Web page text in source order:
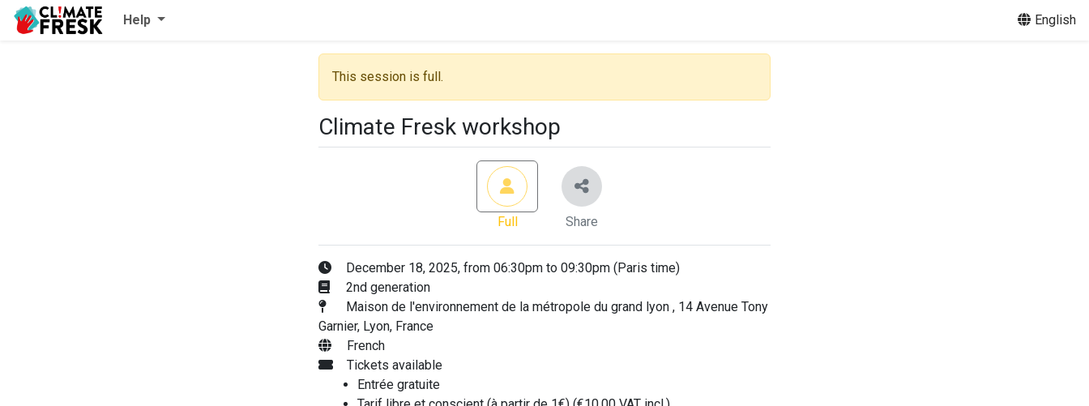
Help English
This session is full.
Climate Fresk workshop
Full Share
December 18, 2025, from 06:30pm to 09:30pm (Paris time)
2nd generation
Maison de l'environnement de la métropole du grand lyon , 14 Avenue Tony
Garnier, Lyon, France
French
Tickets available
Entrée gratuite